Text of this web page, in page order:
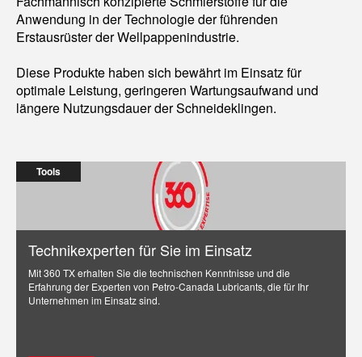
Anwendung in der Technologie der führenden
Erstausrüster der Wellpappenindustrie.
Diese Produkte haben sich bewährt im Einsatz für
optimale Leistung, geringeren Wartungsaufwand und
längere Nutzungsdauer der Schneideklingen.
Tools
Technikexperten für Sie im Einsatz
Mit 360 TX erhalten Sie die technischen Kenntnisse und die
Erfahrung der Experten von Petro-Canada Lubricants, die für Ihr
Unternehmen im Einsatz sind.